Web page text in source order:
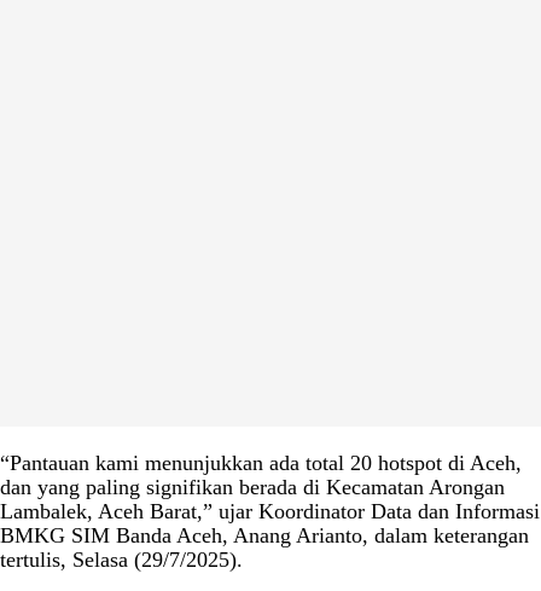
“Pantauan kami menunjukkan ada total 20 hotspot di Aceh,
dan yang paling signifikan berada di Kecamatan Arongan
Lambalek, Aceh Barat,” ujar Koordinator Data dan Informasi
BMKG SIM Banda Aceh, Anang Arianto, dalam keterangan
tertulis, Selasa (29/7/2025).